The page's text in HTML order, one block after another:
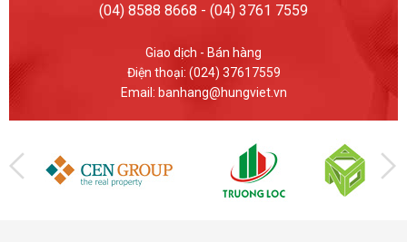
(04) 8588 8668 - (04) 3761 7559
Giao dịch - Bán hàng
Điện thoại: (024) 37617559
Email: banhang@hungviet.vn